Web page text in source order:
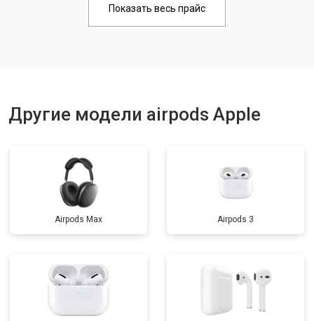
Показать весь прайс
Другие модели airpods Apple
Airpods Max Airpods 3